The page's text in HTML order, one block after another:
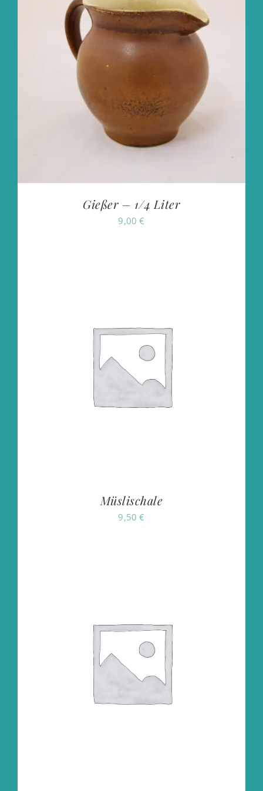
Gießer – 1/4 Liter
9,00€
Müslischale
9,50€